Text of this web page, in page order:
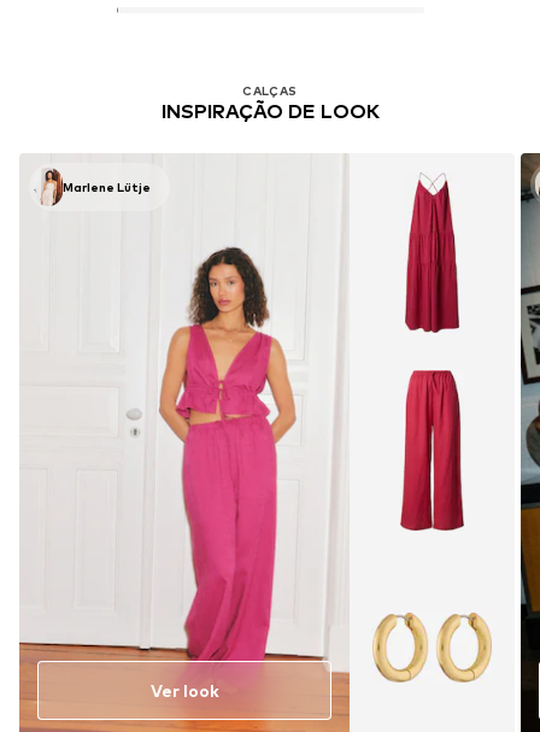
CALÇAS
INSPIRAÇÃO DE LOOK
Marlene Lütje
Ver look